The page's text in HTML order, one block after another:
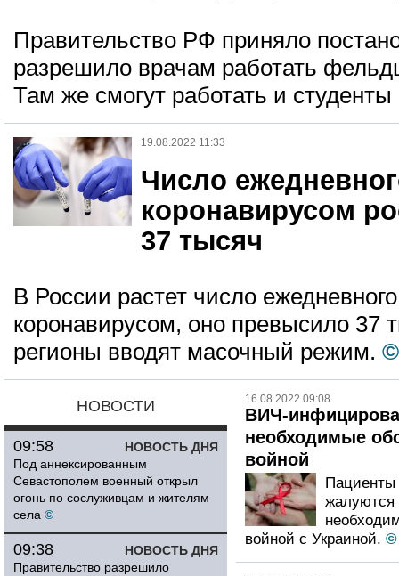
Правительство РФ приняло
разрешило врачам работать
Там же смогут работать и
19.08.2022 11:33
Число
коронавирусом
37 тысяч
В России растет число
коронавирусом, оно превысило 37
регионы вводят масочный режим. ©
НОВОСТИ
НОВОСТЬ ДНЯ
09:58
Под аннексированным
Севастополем военный открыл
огонь по сослуживцам и жителям
села ©
НОВОСТЬ ДНЯ
09:38
Правительство разрешило
16.08.2022 09:08
ВИЧ-
необходимые
войной
Пациенты
жалуются
войной с Украиной. ©